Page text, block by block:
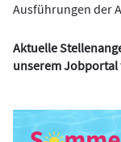
Ausführungen der
Aktuelle
unserem Jobportal